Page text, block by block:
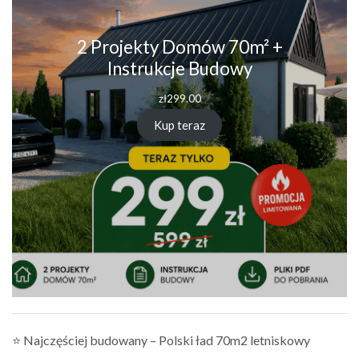
2 Projekty Domów 70m² +
Instrukcje Budowy
zł299.00
Kup teraz
⭐ Najczęściej budowany – Polski ład 70m2 letniskowy